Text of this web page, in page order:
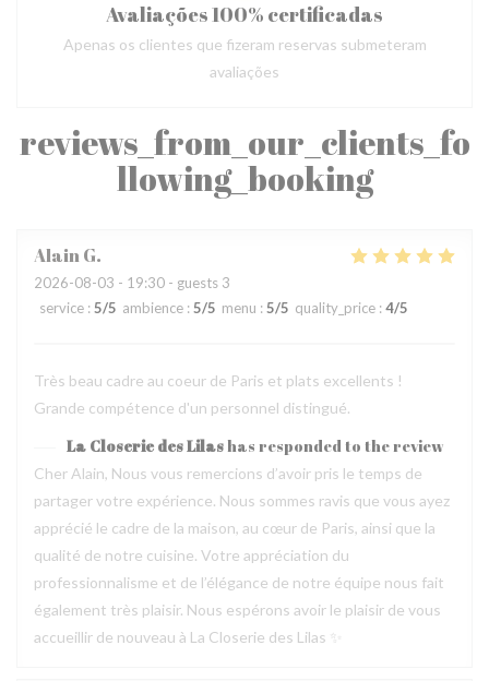
reviews_from_our_clients_fo
llowing_booking
AlainG
2026-08-03 - 19:30 - guests 3
service : 5/5 ambience : 5/5 menu : 5/5 quality_price : 4/5
Très beau cadre au coeur de Paris et plats excellents !
Grande compétence d'un personnel distingué.
La Closerie des Lilashas responded to the review
Cher Alain, Nous vous remercions d’avoir pris le temps de
partager votre expérience. Nous sommes ravis que vous ayez
apprécié le cadre de la maison, au cœur de Paris, ainsi que la
qualité de notre cuisine. Votre appréciation du
professionnalisme et de l’élégance de notre équipe nous fait
également très plaisir. Nous espérons avoir le plaisir de vous
accueillir de nouveau à La Closerie des Lilas ✨
Avaliações 100% certificadas
Apenas os clientes que fizeram reservas submeteram
avaliações